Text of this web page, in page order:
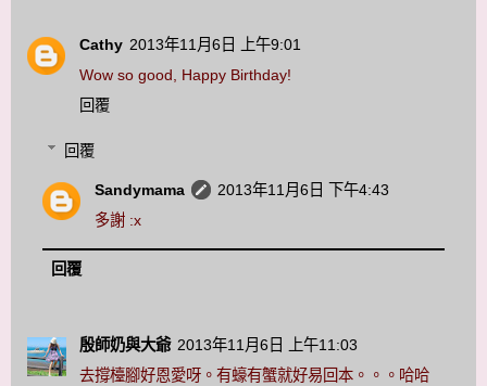
Cathy 2013年11月6日 上午9:01
Wow so good, Happy Birthday!
回覆
回覆
Sandymama
2013年11月6日 下午4:43
多謝 :x
回覆
殷師奶與大爺 2013年11月6日 上午11:03
去撐檯腳好恩愛呀。有蠔有蟹就好易回本。。。哈哈